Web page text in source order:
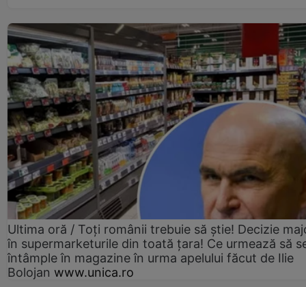
Ultima oră / Toți românii trebuie să știe! Decizie
în supermarketurile din toată țara! Ce urmează să
întâmple în magazine în urma apelului făcut de Ilie
Bolojan www.unica.ro